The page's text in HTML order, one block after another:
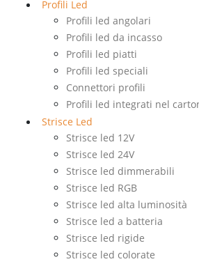
Profili Led
Profili led angolari
Profili led da incasso
Profili led piatti
Profili led speciali
Connettori profili
Profili led integrati nel
Strisce Led
Strisce led 12V
Strisce led 24V
Strisce led dimmerabili
Strisce led RGB
Strisce led alta luminosità
Strisce led a batteria
Strisce led rigide
Strisce led colorate